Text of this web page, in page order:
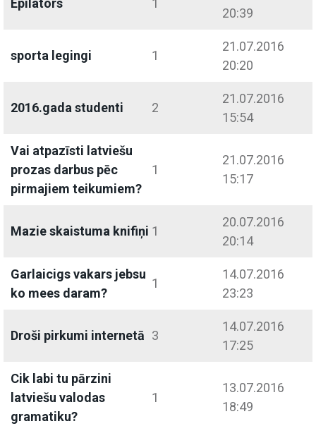
Epilators 1
20:39
sporta legingi 1
21.07.2016
20:20
2016.gada studenti 2
21.07.2016
15:54
Vai atpazīsti latviešu
prozas darbus pēc
pirmajiem teikumiem?
1
21.07.2016
15:17
Mazie skaistuma knifiņi 1
20.07.2016
20:14
Garlaicigs vakars jebsu
ko mees daram?
1
14.07.2016
23:23
Droši pirkumi internetā 3
14.07.2016
17:25
Cik labi tu pārzini
latviešu valodas
gramatiku?
1
13.07.2016
18:49